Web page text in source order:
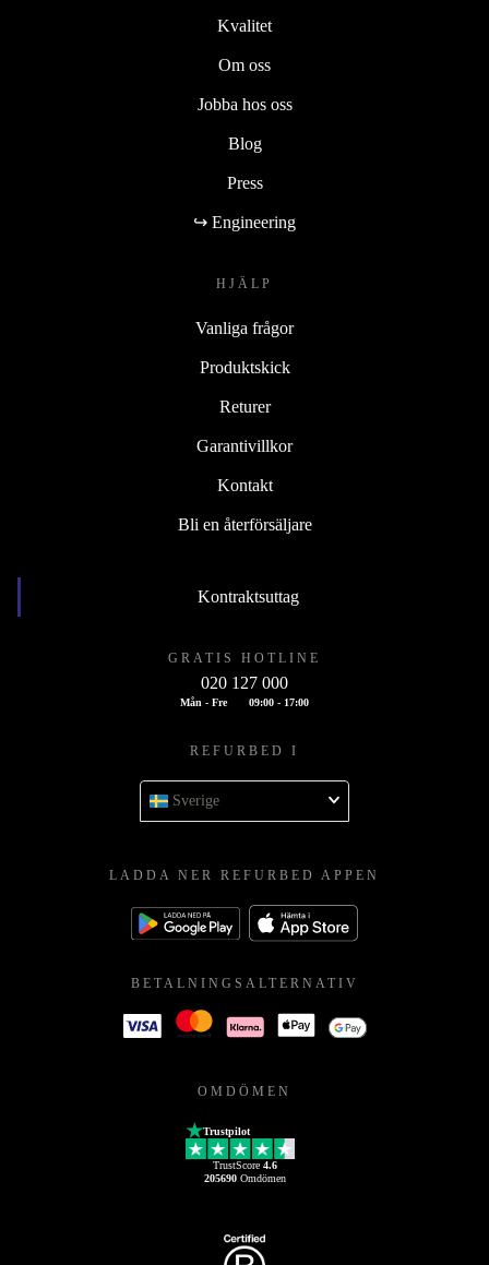
Kvalitet
Om oss
Jobba hos oss
Blog
Press
↪ Engineering
HJÄLP
Vanliga frågor
Produktskick
Returer
Garantivillkor
Kontakt
Bli en återförsäljare
Kontraktsuttag
GRATIS HOTLINE
020 127 000
Mån - Fre 09:00 - 17:00
REFURBED I
Sverige
LADDA NER REFURBED APPEN
BETALNINGSALTERNATIV
OMDÖMEN
Trustpilot
TrustScore 4.6
205690Omdömen